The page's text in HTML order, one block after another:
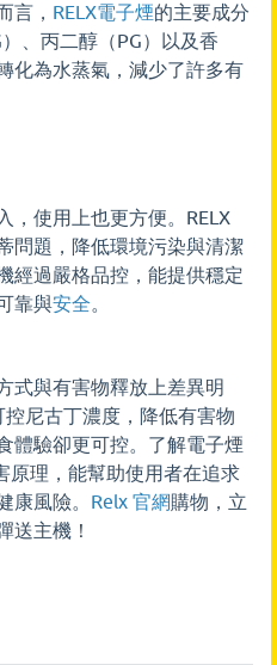
言， RELX電子煙的主要成分
、丙二醇（PG）以及香
化為水蒸氣，減少了許多有
，使用上也更方便。RELX
問題，降低環境污染與清潔
經過嚴格品控，能提供穩定
靠與安全。
式與有害物釋放上差異明
尼古丁濃度，降低有害物
體驗卻更可控。了解電子煙
原理，能幫助使用者在追求
康風險。 Relx 官網購物，立
送主機！